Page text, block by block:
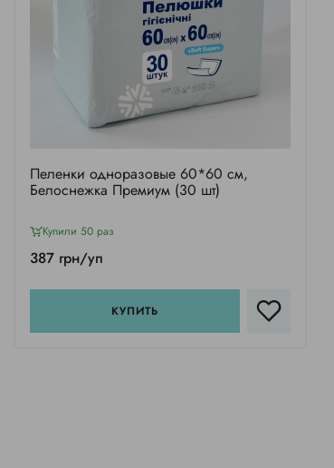
Пеленки одноразовые 60*60 см,
Белоснежка Премиум (30 шт)
Купили 50 раз
387 грн/уп
КУПИТЬ